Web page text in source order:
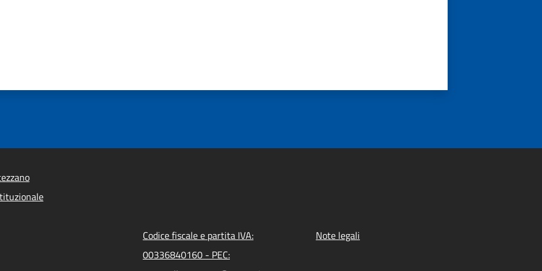
Codice fiscale e partita IVA:
00336840160 - PEC:
Note legali